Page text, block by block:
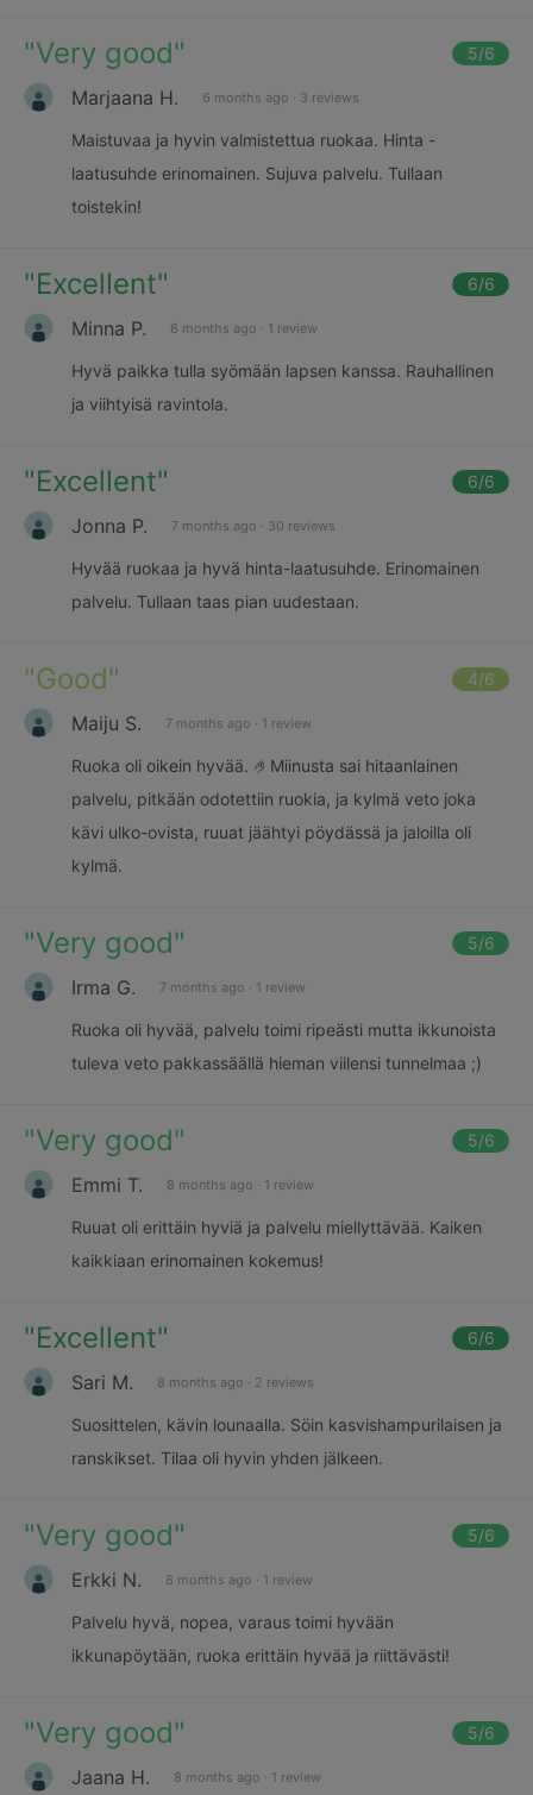
"Very good" 5/6
Marjaana H. 6 months ago · 3 reviews
Maistuvaa ja hyvin valmistettua ruokaa. Hinta -
laatusuhde erinomainen. Sujuva palvelu. Tullaan
toistekin!
"Excellent" 6/6
Minna P. 6 months ago · 1 review
Hyvä paikka tulla syömään lapsen kanssa. Rauhallinen
ja viihtyisä ravintola.
"Excellent" 6/6
Jonna P. 7 months ago · 30 reviews
Hyvää ruokaa ja hyvä hinta-laatusuhde. Erinomainen
palvelu. Tullaan taas pian uudestaan.
"Good" 4/6
Maiju S. 7 months ago · 1 review
Ruoka oli oikein hyvää. 🤌Miinusta sai hitaanlainen
palvelu, pitkään odotettiin ruokia, ja kylmä veto joka
kävi ulko-ovista, ruuat jäähtyi pöydässä ja jaloilla oli
kylmä.
"Very good" 5/6
Irma G. 7 months ago · 1 review
Ruoka oli hyvää, palvelu toimi ripeästi mutta ikkunoista
tuleva veto pakkassäällä hieman viilensi tunnelmaa ;)
"Very good" 5/6
Emmi T. 8 months ago · 1 review
Ruuat oli erittäin hyviä ja palvelu miellyttävää. Kaiken
kaikkiaan erinomainen kokemus!
"Excellent" 6/6
Sari M. 8 months ago · 2 reviews
Suosittelen, kävin lounaalla. Söin kasvishampurilaisen ja
ranskikset. Tilaa oli hyvin yhden jälkeen.
"Very good" 5/6
Erkki N. 8 months ago · 1 review
Palvelu hyvä, nopea, varaus toimi hyvään
ikkunapöytään, ruoka erittäin hyvää ja riittävästi!
"Very good" 5/6
Jaana H. 8 months ago · 1 review